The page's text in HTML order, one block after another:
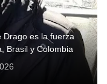
Drago es la fuerza
Brasil y Colombia